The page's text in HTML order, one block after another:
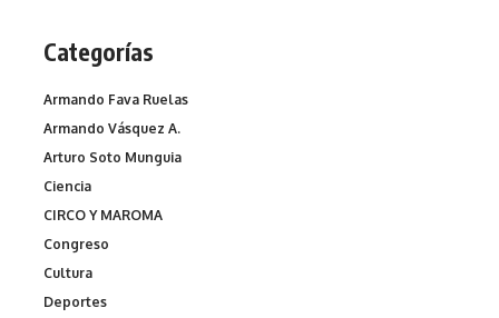
Categorías
Armando Fava Ruelas
Armando Vásquez A.
Arturo Soto Munguia
Ciencia
CIRCO Y MAROMA
Congreso
Cultura
Deportes